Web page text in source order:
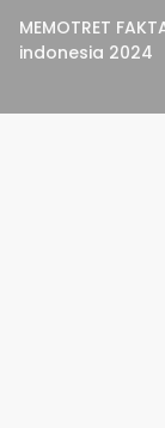
MEMOTRET
indonesia 2024